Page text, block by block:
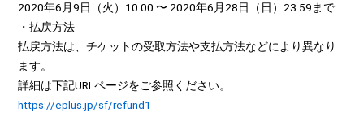
2020年6月9日（火）10:00 〜 2020年6月28日（日）23:59まで
・払戻方法
払戻方法は、チケットの受取方法や支払方法などにより異なり
ます。
詳細は下記URLページをご参照ください。
https://eplus.jp/sf/refund1